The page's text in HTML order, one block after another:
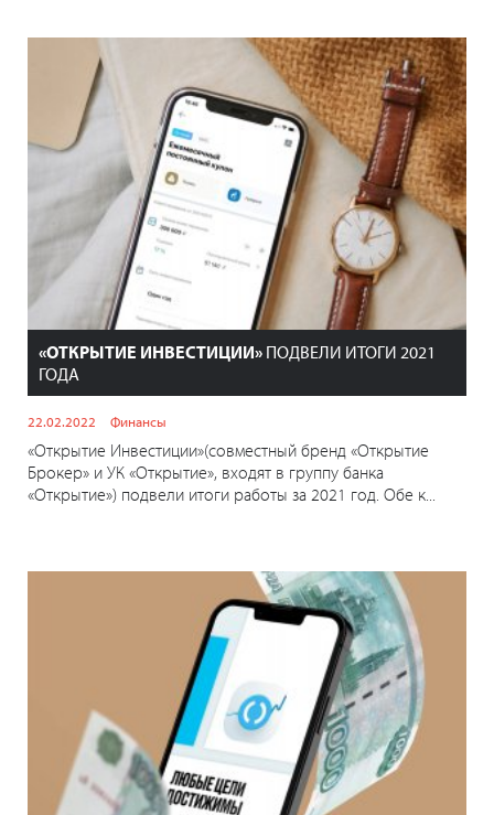
«ОТКРЫТИЕ ИНВЕСТИЦИИ» ПОДВЕЛИ ИТОГИ 2021
ГОДА
22.02.2022 Финансы
«Открытие Инвестиции»(совместный бренд «Открытие
Брокер» и УК «Открытие», входят в группу банка
«Открытие») подвели итоги работы за 2021 год. Обе к...